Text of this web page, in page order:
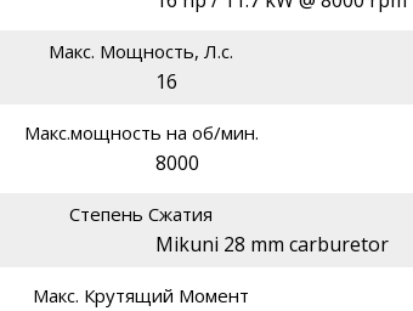
Макс. Мощность, Л.с.
16
Макс.мощность на об/мин.
8000
Степень Сжатия
Mikuni 28 mm carburetor
Макс. Крутящий Момент